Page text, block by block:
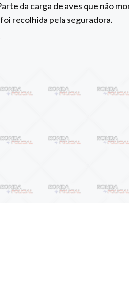
da carga de aves que não
recolhida pela seguradora.